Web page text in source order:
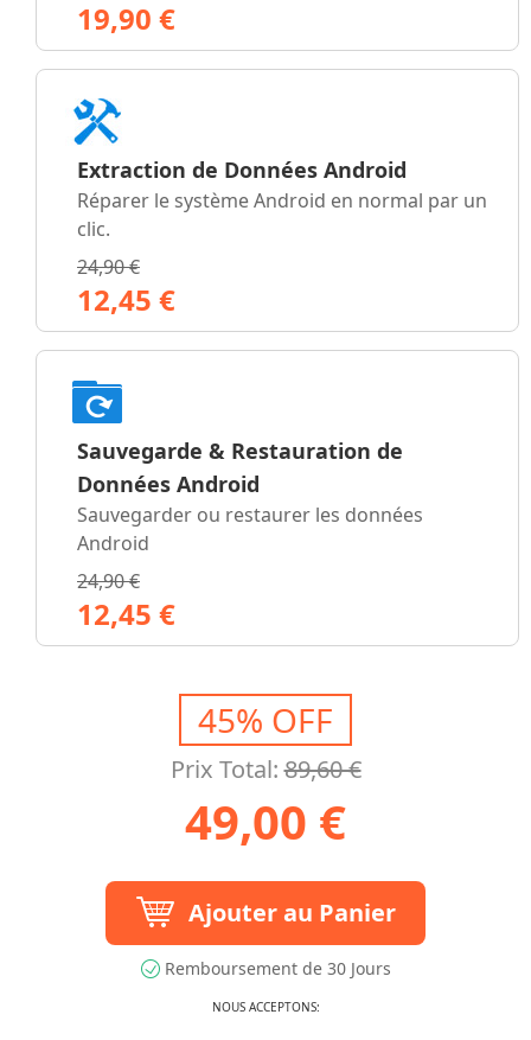
19,90 €
Extraction de Données Android
Réparer le système Android en normal par un
clic.
24,90 €
12,45 €
Sauvegarde & Restauration de
Données Android
Sauvegarder ou restaurer les données
Android
24,90 €
12,45 €
45% OFF
Prix Total:89,60 €
49,00 €
Ajouter au Panier
Remboursement de 30 Jours
NOUS ACCEPTONS: